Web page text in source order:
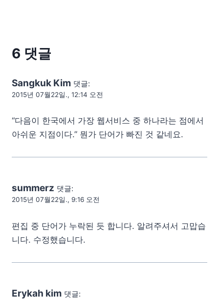
6 댓글
Sangkuk Kim 댓글:
2015년 07월22일., 12:14 오전
“다음이 한국에서 가장 웹서비스 중 하나라는 점에서
아쉬운 지점이다.” 뭔가 단어가 빠진 것 같네요.
summerz 댓글:
2015년 07월22일., 9:16 오전
편집 중 단어가 누락된 듯 합니다. 알려주셔서 고맙습
니다. 수정했습니다.
Erykah kim 댓글: